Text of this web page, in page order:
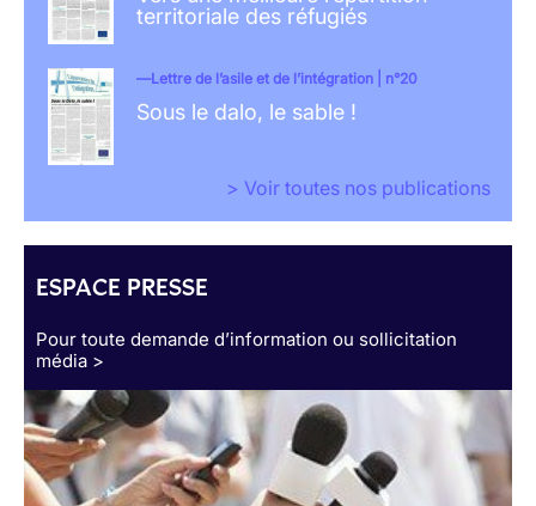
territoriale des réfugiés
Lettre de l’asile et de l’intégration | n°20
Sous le dalo, le sable !
> Voir toutes nos publications
ESPACE PRESSE
Pour toute demande d’information ou sollicitation
média >